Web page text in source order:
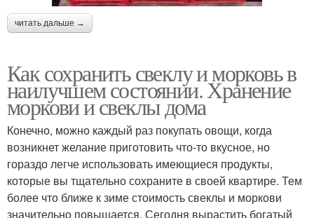
читать дальше →
Как сохранить свеклу и морковь в
наилучшем состоянии. Хранение
моркови и свеклы дома
Конечно, можно каждый раз покупать овощи, когда
возникнет желание приготовить что-то вкусное, но
гораздо легче использовать имеющиеся продукты,
которые вы тщательно сохраните в своей квартире. Тем
более что ближе к зиме стоимость свеклы и моркови
значительно повышается. Сегодня вырастить богатый